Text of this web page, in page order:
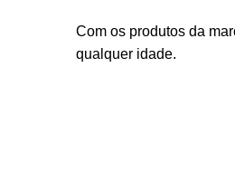
Com os produtos da
qualquer idade.